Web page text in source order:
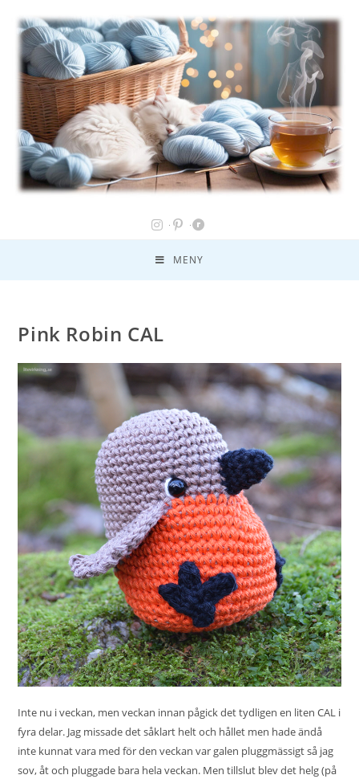
MENY
Pink Robin CAL
Inte nu i veckan, men veckan innan pågick det tydligen en liten CAL i
fyra delar. Jag missade det såklart helt och hållet men hade ändå
inte kunnat vara med för den veckan var galen pluggmässigt så jag
sov, åt och pluggade bara hela veckan. Men tillslut blev det helg (på